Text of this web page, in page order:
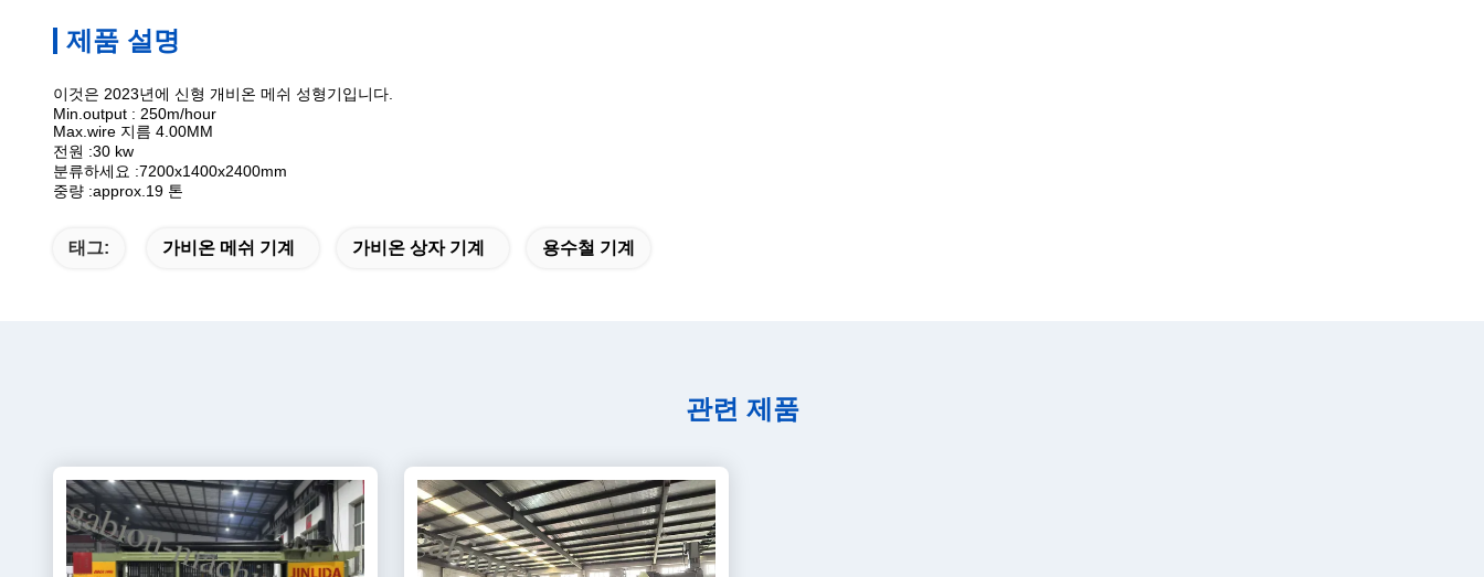
제품 설명
이것은 2023년에 신형 개비온 메쉬 성형기입니다.
Min.output : 250m/hour
Max.wire 지름 4.00MM
전원 :30 kw
분류하세요 :7200x1400x2400mm
중량 :approx.19 톤
태그: 가비온 메쉬 기계 가비온 상자 기계 용수철 기계
관련 제품